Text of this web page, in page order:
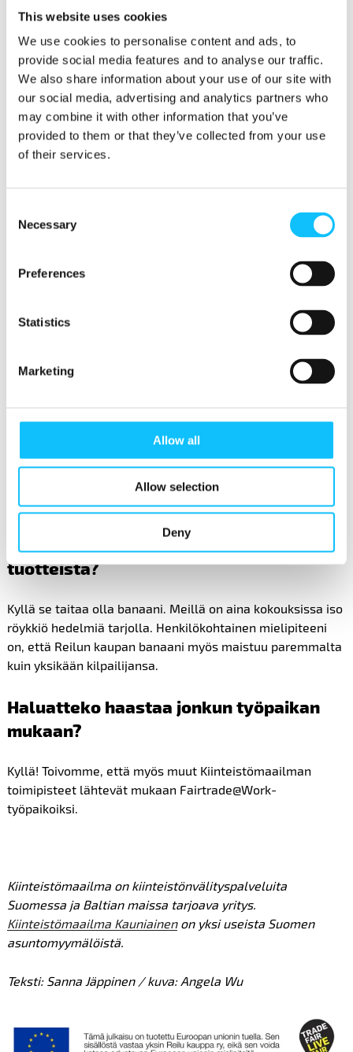
This website uses cookies
We use cookies to personalise content and ads, to
provide social media features and to analyse our traffic.
We also share information about your use of our site with
our social media, advertising and analytics partners who
may combine it with other information that you’ve
provided to them or that they’ve collected from your use
of their services.
Selection
Necessary
Preferences
Statistics
Marketing
Allow all
Allow selection
Deny
kohtuullisen korvauksen työstään, eikä raha päädy
vastuullisesti.
Miten reiluus näkyy työpaikkanne
arjessa?
Kumoamme hurjat määrät kahvia ja myös teetä, ja ne ovat
kauppojen yhteydessä asiakkaille lahjaksi kahvipurkin,
jossa on sisällä Reilun kaupan kahvipaketti.
Miten muuten aiotte levittää sanaa
Fairtrade@Work-titteli on meille uutta. Aihe on ollut
yhdessä. Emme ole vielä ehtineet miettiä, miten muuten
Vastuullisuus varmasti kiinnostaa asiakkaitakin, sillä
kauniaislaiset ovat valveutuneita. Reilun kaupan
kampanjat kuulostavat mielenkiintoisilta, ja niissä
voisimme olla mukana. Myös Reilun kaupan tuottamaa
materiaalia varmasti käytämme.
Mikä on suosikkinne Reilun kaupan
tuotteista?
Kyllä se taitaa olla banaani. Meillä on aina kokouksissa iso
röykkiö hedelmiä tarjolla. Henkilökohtainen mielipiteeni
on, että Reilun kaupan banaani myös maistuu paremmalta
kuin yksikään kilpailijansa.
Haluatteko haastaa jonkun työpaikan
mukaan?
Kyllä! Toivomme, että myös muut Kiinteistömaailman
toimipisteet lähtevät mukaan Fairtrade@Work-
työpaikoiksi.
Kiinteistömaailma on kiinteistönvälityspalveluita
Suomessa ja Baltian maissa tarjoava yritys.
Kiinteistömaailma Kauniainenon yksi useista Suomen
asuntomyymälöistä.
Teksti: Sanna Jäppinen / kuva: Angela Wu